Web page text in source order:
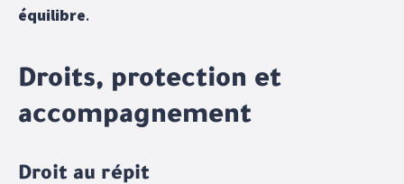
équilibre.
Droits, protection et
accompagnement
Droit au répit